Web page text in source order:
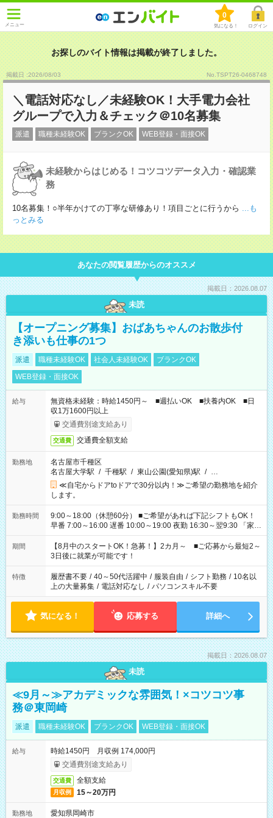
メニュー
0
気になる！ ログイン
お探しのバイト情報は掲載が終了しました。
掲載日 :2026/08/03 No.TSPT26-0468748
＼電話対応なし／未経験OK！大手電力会社
グループで入力＆チェック＠10名募集
派遣 職種未経験OK ブランクOK WEB登録・面接OK
未経験からはじめる！コツコツデータ入力・確認業
務
10名募集！○半年かけての丁寧な研修あり！項目ごとに行うから ...も
っとみる
あなたの閲覧履歴からのオススメ
掲載日：2026.08.07
未読
【オープニング募集】おばあちゃんのお散歩付
き添いも仕事の1つ
派遣 職種未経験OK 社会人未経験OK
ブランクOK
WEB登録・面接OK
給与
無資格未経験：時給1450円～ ■週払いOK ■扶養内OK ■日
収1万1600円以上
交通費別途支給あり
交通費 交通費全額支給
勤務地
名古屋市千種区
名古屋大学駅 / 千種駅 / 東山公園(愛知県)駅 / …
≪自宅からドアtoドアで30分以内！≫ご希望の勤務地を紹介
します。
勤務時間
9:00～18:00（休憩60分） ■ご希望があれば下記シフトもOK！
早番 7:00～16:00 遅番 10:00～19:00 夜勤 16:30～翌9:30 「家族
と休みを合わせたい」 「余裕を持って夕飯の準備がしたい」
「できれば残業はしたくない」 など、ご希望を教えてください
ね。 ※Wワーク希望の方へ 今ご覧のお仕事で希望する勤務時間
と、もう1つのお仕事の勤務時間。 合計で週40時間を超える場
合は応募できません。
期間
【8月中のスタートOK！急募！】2カ月～ ■ご応募から最短2～
3日後に就業が可能です！
特徴 履歴書不要 / 40～50代活躍中 / 服装自由 / シフト勤務 / 10名以
上の大量募集 / 電話対応なし / パソコンスキル不要
気になる！ 応募する 詳細へ
掲載日：2026.08.07
未読
≪9月～≫アカデミックな雰囲気！×コツコツ事
務＠東岡崎
派遣 職種未経験OK ブランクOK WEB登録・面接OK
給与
時給1450円 月収例 174,000円
交通費別途支給あり
交通費 全額支給
月収例 15～20万円
勤務地
愛知県岡崎市